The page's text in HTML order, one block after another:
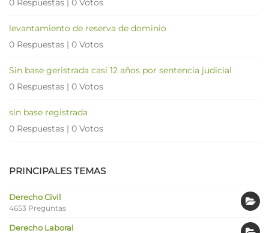
0 Respuestas | 0 Votos
levantamiento de reserva de dominio
0 Respuestas | 0 Votos
Sin base geristrada casi 12 años por sentencia judicial
0 Respuestas | 0 Votos
sin base registrada
0 Respuestas | 0 Votos
PRINCIPALES TEMAS
Derecho Civil
4653 Preguntas
Derecho Laboral